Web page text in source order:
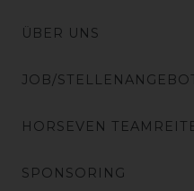
ÜBER UNS
JOB/
HORSEVEN
SPONSORING